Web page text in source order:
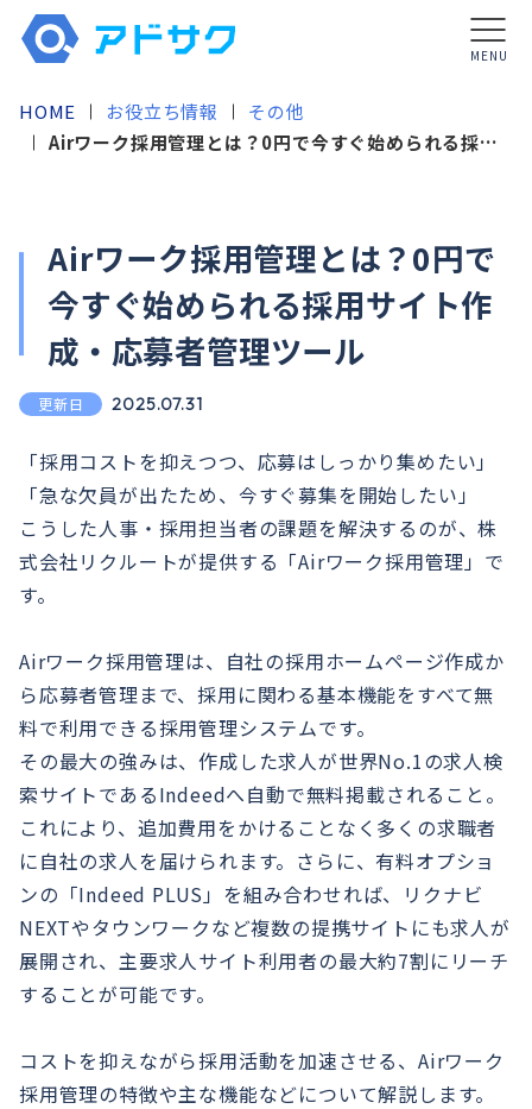
MENU
HOME お役立ち情報
その他
Airワーク採用管理とは？0円で今すぐ始められる採用
Airワーク採用管理とは？0円で
今すぐ始められる採用サイト作
成・応募者管理ツール
更新日 2025.07.31
「採用コストを抑えつつ、応募はしっかり集めたい」
「急な欠員が出たため、今すぐ募集を開始したい」
こうした人事・採用担当者の課題を解決するのが、株
式会社リクルートが提供する「Airワーク採用管理」で
す。
Airワーク採用管理は、自社の採用ホームページ作成か
ら応募者管理まで、採用に関わる基本機能をすべて無
料で利用できる採用管理システムです。
その最大の強みは、作成した求人が世界No.1の求人検
索サイトであるIndeedへ自動で無料掲載されること。
これにより、追加費用をかけることなく多くの求職者
に自社の求人を届けられます。さらに、有料オプショ
ンの「Indeed PLUS」を組み合わせれば、リクナビ
NEXTやタウンワークなど複数の提携サイトにも求人が
展開され、主要求人サイト利用者の最大約7割にリーチ
することが可能です。
コストを抑えながら採用活動を加速させる、Airワーク
採用管理の特徴や主な機能などについて解説します。